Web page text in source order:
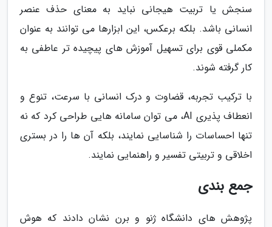
سنجش یا تربیت هیجانی نباید به معنای حذف عنصر
انسانی باشد. بلکه برعکس، این ابزارها می توانند به عنوان
مکملی قوی برای تسهیل آموزش های پیچیده تر عاطفی به
کار گرفته شوند.
با ترکیب تجربه، قضاوت و درک انسانی با سرعت، تنوع و
انعطاف پذیری AI، می توان سامانه هایی طراحی کرد که نه
تنها احساسات را شناسایی نمایند، بلکه آن ها را در بستری
اخلاقی و تربیتی تفسیر و راهنمایی نمایند.
جمع بندی
پژوهش های دانشگاه ژنو و برن نشان دادند که هوش